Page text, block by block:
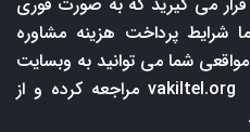
شرایط پرداخت هزینه مشاوره
شما می توانید به وبسایت
vakiltel.org مراجعه کرده و از